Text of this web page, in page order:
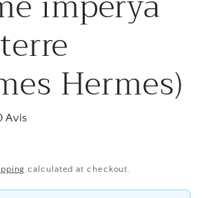
Hermes)
Avis
calculated at checkout.